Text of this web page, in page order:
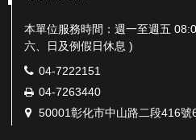
本單位服務時間：週一至週五
六、日及例假日休息 )
電
話：
04-7222151
傳
真：
04-7263440
地
50001彰化市中山路二段416號